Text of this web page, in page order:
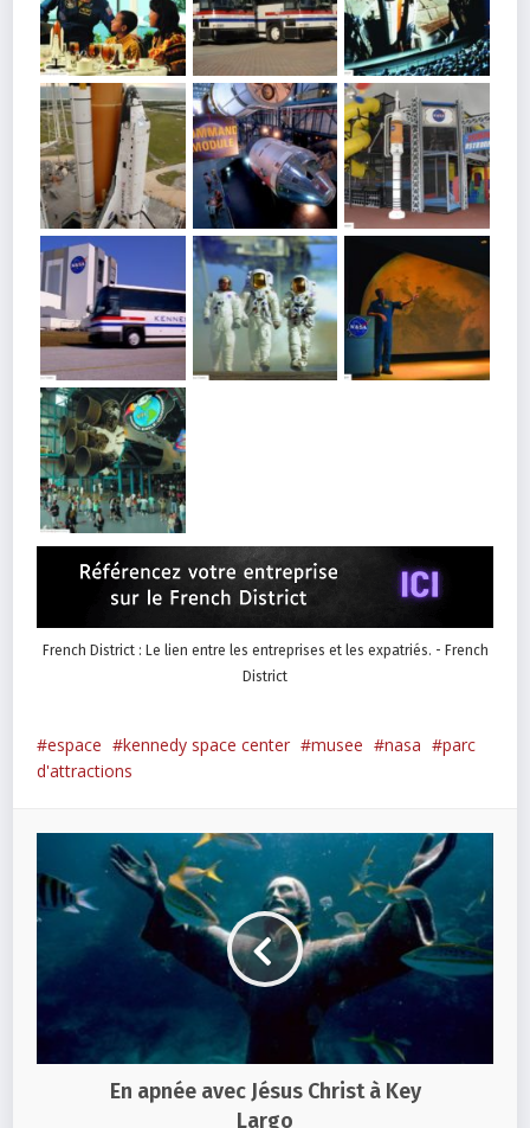
French District : Le lien entre les entreprises et les expatriés. - French
District
espace kennedy space center musee nasa
parc
d'attractions
En apnée avec Jésus Christ à Key
Largo